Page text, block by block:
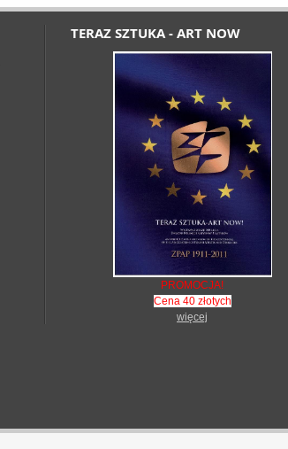
TERAZ SZTUKA - ART NOW
PROMOCJA!
Cena 40 złotych
więcej